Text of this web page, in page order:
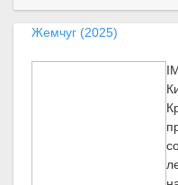
Жемчуг (2025)